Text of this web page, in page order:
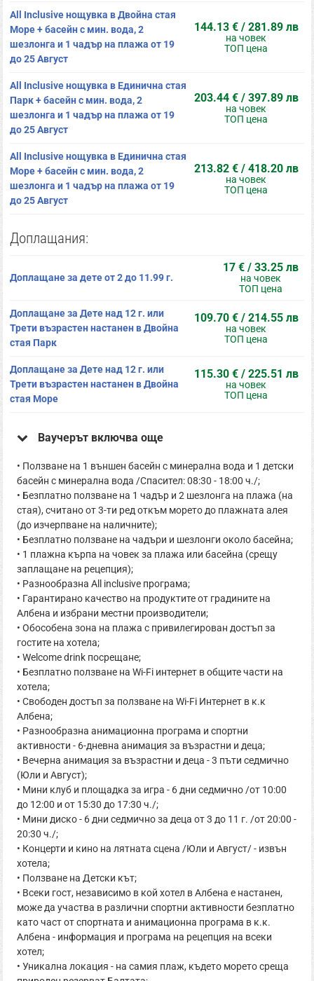
All Inclusive нощувка в Двойна стая
Море + басейн с мин. вода, 2
шезлонга и 1 чадър на плажа от 19
до 25 Август
144.13 € / 281.89 лв
на човек
ТОП цена
All Inclusive нощувка в Единична стая
Парк + басейн с мин. вода, 2
шезлонга и 1 чадър на плажа от 19
до 25 Август
203.44 € / 397.89 лв
на човек
ТОП цена
All Inclusive нощувка в Единична стая
Море + басейн с мин. вода, 2
шезлонга и 1 чадър на плажа от 19
до 25 Август
213.82 € / 418.20 лв
на човек
ТОП цена
Доплащания:
Доплащане за дете от 2 до 11.99 г.
17 € / 33.25 лв
на човек
ТОП цена
Доплащане за Дете над 12 г. или
Трети възрастен настанен в Двойна
стая Парк
109.70 € / 214.55 лв
на човек
ТОП цена
Доплащане за Дете над 12 г. или
Трети възрастен настанен в Двойна
стая Море
115.30 € / 225.51 лв
на човек
ТОП цена
Ваучерът включва още
• Ползване на 1 външен басейн с минерална вода и 1 детски
басейн с минерална вода /Спасител: 08:30 - 18:00 ч./;
• Безплатно ползване на 1 чадър и 2 шезлонга на плажа (на
стая), считано от 3-ти ред откъм морето до плажната алея
(до изчерпване на наличните);
• Безплатно ползване на чадъри и шезлонги около басейна;
• 1 плажна кърпа на човек за плажа или басейна (срещу
заплащане на рецепция);
• Разнообразна All inclusive програма;
• Гарантирано качество на продуктите от градините на
Албена и избрани местни производители;
• Обособена зона на плажа с привилегирован достъп за
гостите на хотела;
• Welcome drink посрещане;
• Безплатно ползване на Wi-Fi интернет в общите части на
хотела;
• Свободен достъп за ползване на Wi-Fi Интернет в к.к
Албена;
• Разнообразна анимационна програма и спортни
активности - 6-дневна анимация за възрастни и деца;
• Вечерна анимация за възрастни и деца - 3 пъти седмично
(Юли и Август);
• Мини клуб и площадка за игра - 6 дни седмично /от 10:00
до 12:00 и от 15:30 до 17:30 ч./;
• Мини диско - 6 дни седмично за деца от 3 до 11 г. /от 20:00 -
20:30 ч./;
• Концерти и кино на лятната сцена /Юли и Август/ - извън
хотела;
• Ползване на Детски кът;
• Всеки гост, независимо в кой хотел в Албена е настанен,
може да участва в различни спортни активности безплатно
като част от спортната и анимационна програма в к.к.
Албена - информация и програма на рецепция на всеки
хотел;
• Уникална локация - на самия плаж, където морето среща